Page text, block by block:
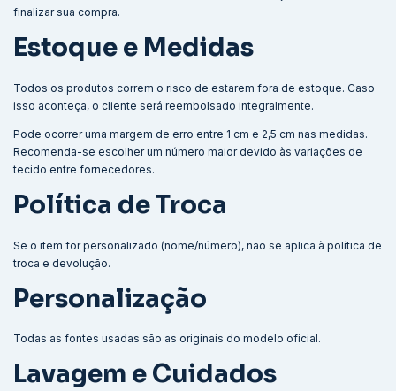
finalizar sua compra.
Estoque e Medidas
Todos os produtos correm o risco de estarem fora de estoque. Caso
isso aconteça, o cliente será reembolsado integralmente.
Pode ocorrer uma margem de erro entre 1 cm e 2,5 cm nas medidas.
Recomenda-se escolher um número maior devido às variações de
tecido entre fornecedores.
Política de Troca
Se o item for personalizado (nome/número), não se aplica à política de
troca e devolução.
Personalização
Todas as fontes usadas são as originais do modelo oficial.
Lavagem e Cuidados